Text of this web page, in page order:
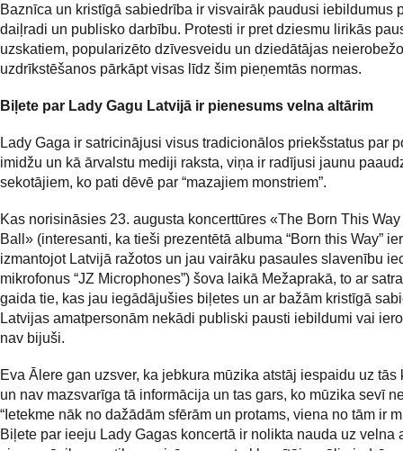
Baznīca un kristīgā sabiedrība ir visvairāk paudusi iebildumus
daiļradi un publisko darbību. Protesti ir pret dziesmu lirikās
uzskatiem, popularizēto dzīvesveidu un dziedātājas
uzdrīkstēšanos pārkāpt visas līdz šim pieņemtās normas.
Biļete par Lady Gagu Latvijā ir pienesums velna altārim
Lady Gaga ir satricinājusi visus tradicionālos priekšstatus par
imidžu un kā ārvalstu mediji raksta, viņa ir radījusi jaunu
sekotājiem, ko pati dēvē par “mazajiem monstriem”.
Kas norisināsies 23. augusta koncerttūres «The Born This Way
Ball» (interesanti, ka tieši prezentētā albuma “Born this Way”
izmantojot Latvijā ražotos un jau vairāku pasaules slavenību
mikrofonus “JZ Microphones”) šova laikā Mežaprakā, to ar
gaida tie, kas jau iegādājušies biļetes un ar bažām kristīgā
Latvijas amatpersonām nekādi publiski pausti iebildumi vai
nav bijuši.
Eva Ālere gan uzsver, ka jebkura mūzika atstāj iespaidu uz tās
un nav mazsvarīga tā informācija un tas gars, ko mūzika sevī
“Ietekme nāk no dažādām sfērām un protams, viena no tām ir
Biļete par ieeju Lady Gagas koncertā ir nolikta nauda uz velna